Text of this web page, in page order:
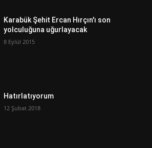
Karabük Şehit Ercan Hırçın'ı son
yolculuğuna uğurlayacak
8 Eylül 2015
Hatırlatıyorum
12 Şubat 2018